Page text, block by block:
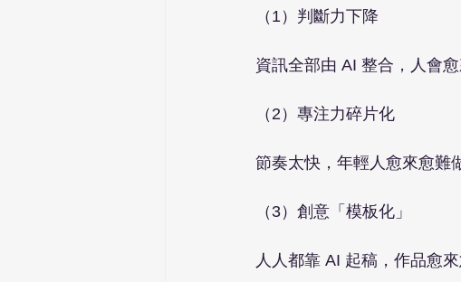
（1）判斷力下降
資訊全部由 AI 整合，人會
（2）專注力碎片化
節奏太快，年輕人愈來愈難
（3）創意「模板化」
人人都靠 AI 起稿，作品愈